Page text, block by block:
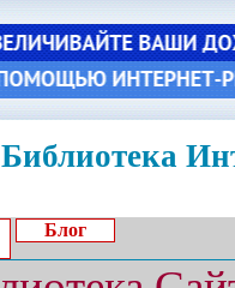
Библиотека
Блог